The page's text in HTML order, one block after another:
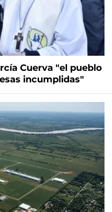
Cuerva "el pueblo
incumplidas"